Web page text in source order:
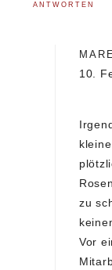
ANTWORTEN
10.
zu
Vor